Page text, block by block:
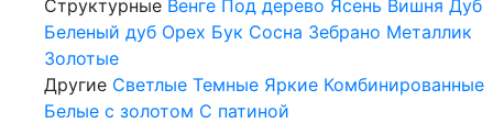
Структурные Венге Под дерево Ясень Вишня Дуб
Беленый дуб Орех Бук Сосна Зебрано Металлик
Золотые
Другие Светлые Темные Яркие Комбинированные
Белые с золотом С патиной